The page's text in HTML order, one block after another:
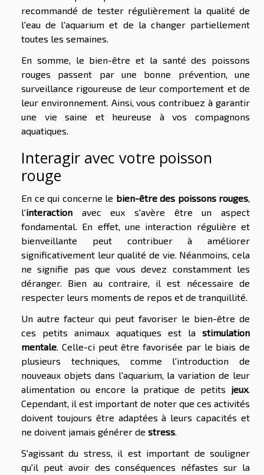
recommandé de tester régulièrement la qualité de
l'eau de l'aquarium et de la changer partiellement
toutes les semaines.
En somme, le bien-être et la santé des poissons
rouges passent par une bonne prévention, une
surveillance rigoureuse de leur comportement et de
leur environnement. Ainsi, vous contribuez à garantir
une vie saine et heureuse à vos compagnons
aquatiques.
Interagir avec votre poisson
rouge
En ce qui concerne le bien-être des poissons rouges,
l'interaction avec eux s'avère être un aspect
fondamental. En effet, une interaction régulière et
bienveillante peut contribuer à améliorer
significativement leur qualité de vie. Néanmoins, cela
ne signifie pas que vous devez constamment les
déranger. Bien au contraire, il est nécessaire de
respecter leurs moments de repos et de tranquillité.
Un autre facteur qui peut favoriser le bien-être de
ces petits animaux aquatiques est la stimulation
mentale. Celle-ci peut être favorisée par le biais de
plusieurs techniques, comme l'introduction de
nouveaux objets dans l'aquarium, la variation de leur
alimentation ou encore la pratique de petits jeux.
Cependant, il est important de noter que ces activités
doivent toujours être adaptées à leurs capacités et
ne doivent jamais générer de stress.
S'agissant du stress, il est important de souligner
qu'il peut avoir des conséquences néfastes sur la